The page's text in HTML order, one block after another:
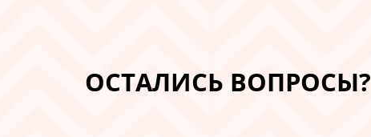
ОСТАЛИСЬ ВОПРОСЫ?